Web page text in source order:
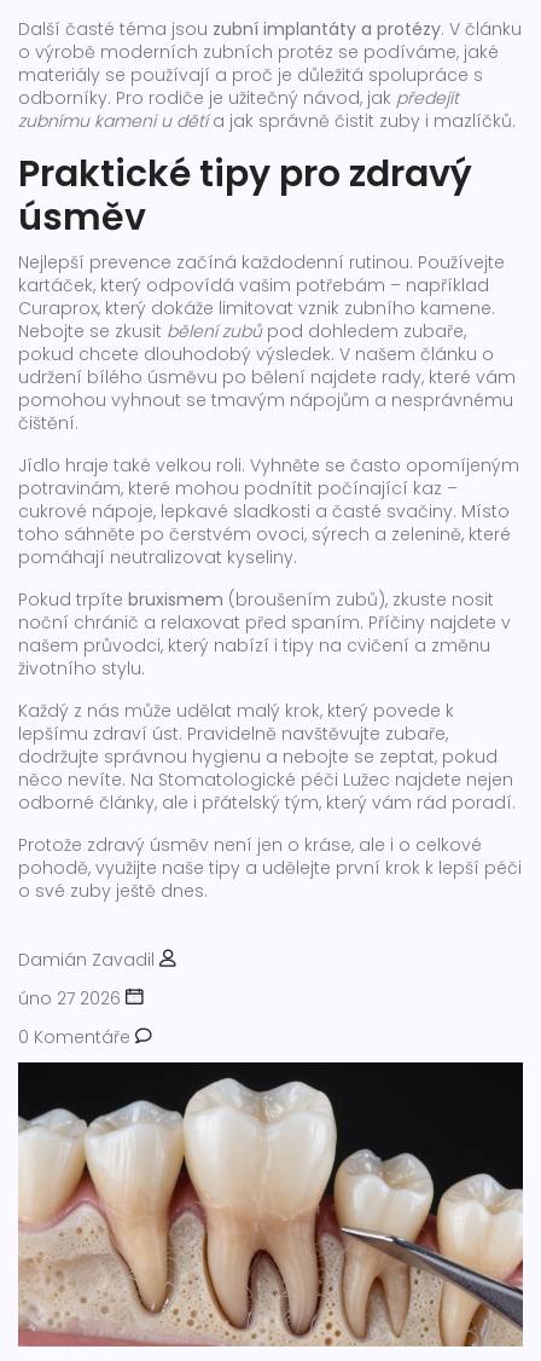
Další časté téma jsou zubní implantáty a protézy. V článku
o výrobě moderních zubních protéz se podíváme, jaké
materiály se používají a proč je důležitá spolupráce s
odborníky. Pro rodiče je užitečný návod, jak předejít
zubnímu kameni u dětía jak správně čistit zuby i mazlíčků.
Praktické tipy pro zdravý
úsměv
Nejlepší prevence začíná každodenní rutinou. Používejte
kartáček, který odpovídá vašim potřebám – například
Curaprox, který dokáže limitovat vznik zubního kamene.
Nebojte se zkusit bělení zubůpod dohledem zubaře,
pokud chcete dlouhodobý výsledek. V našem článku o
udržení bílého úsměvu po bělení najdete rady, které vám
pomohou vyhnout se tmavým nápojům a nesprávnému
čištění.
Jídlo hraje také velkou roli. Vyhněte se často opomíjeným
potravinám, které mohou podnítit počínající kaz –
cukrové nápoje, lepkavé sladkosti a časté svačiny. Místo
toho sáhněte po čerstvém ovoci, sýrech a zelenině, které
pomáhají neutralizovat kyseliny.
Pokud trpíte bruxismem (broušením zubů), zkuste nosit
noční chránič a relaxovat před spaním. Příčiny najdete v
našem průvodci, který nabízí i tipy na cvičení a změnu
životního stylu.
Každý z nás může udělat malý krok, který povede k
lepšímu zdraví úst. Pravidelně navštěvujte zubaře,
dodržujte správnou hygienu a nebojte se zeptat, pokud
něco nevíte. Na Stomatologické péči Lužec najdete nejen
odborné články, ale i přátelský tým, který vám rád poradí.
Protože zdravý úsměv není jen o kráse, ale i o celkové
pohodě, využijte naše tipy a udělejte první krok k lepší péči
o své zuby ještě dnes.
Damián Zavadil
úno 27 2026
0 Komentáře